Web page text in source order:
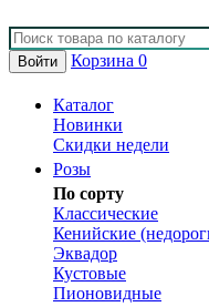
Войти Корзина 0
Каталог
Новинки
Скидки недели
Розы
По сорту
Классические
Кенийские
Эквадор
Кустовые
Пионовидные